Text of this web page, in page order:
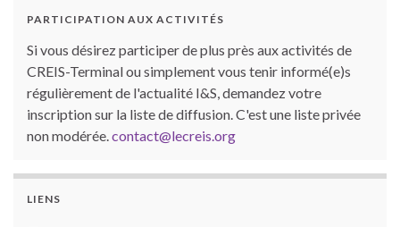
PARTICIPATION AUX ACTIVITÉS
Si vous désirez participer de plus près aux activités de
CREIS-Terminal ou simplement vous tenir informé(e)s
régulièrement de l'actualité I&S, demandez votre
inscription sur la liste de diffusion. C'est une liste privée
non modérée.contact@lecreis.org
LIENS